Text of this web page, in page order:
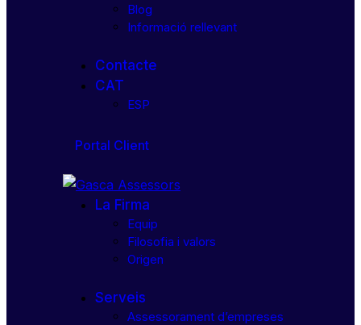
Blog
Informació rellevant
Contacte
CAT
ESP
Portal Client
La Firma
Equip
Filosofia i valors
Origen
Serveis
Assessorament d’empreses